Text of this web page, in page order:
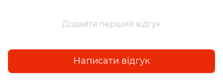
Додайте перший відгук
Написати відгук